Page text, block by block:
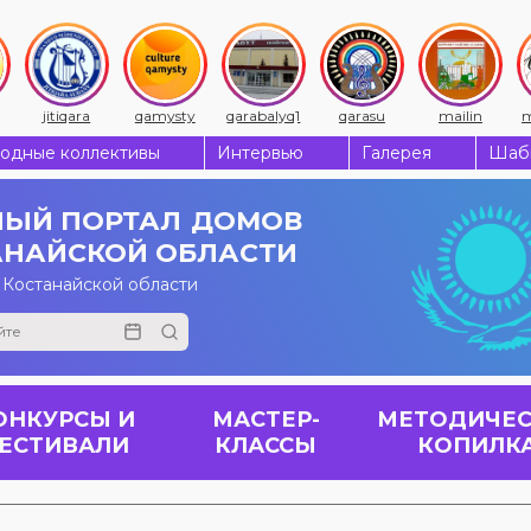
jitiqara qamysty qarabalyq1 qarasu mailin
коллективы Интервью Галерея
ПОРТАЛ ДОМОВ
ОБЛАСТИ
области
И
МАСТЕР-
КЛАССЫ